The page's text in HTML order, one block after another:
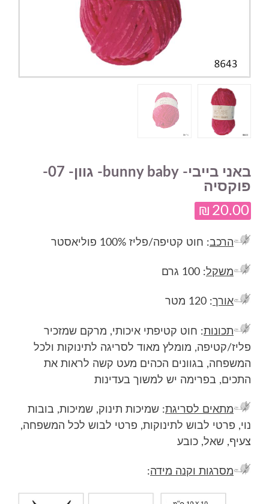
באני בייבי- bunny baby- גוון- 07-
פוקסיה
₪ 20.00
הרכב: חוט קטיפה/פליז 100% פוליאסטר
משקל: 100 גרם
אורך: 120 מטר
תכונות: חוט קטיפתי איכותי, מרקם שמזכיר
פליז/קטיפה, מומלץ מאוד לסריגה לתינוקות ולכל
המשפחה, בגוונים הכהים מעט קשה לראות את
התכים, בפרימה יש למשוך בעדינות
מתאים לסריגת: שמיכות תינוק, שמיכות, בובות
נוי, פרטי לבוש לתינוקות, פרטי לבוש לכל המשפחה,
צעיף, שאל, כובע
מסרגות וקנה מידה: